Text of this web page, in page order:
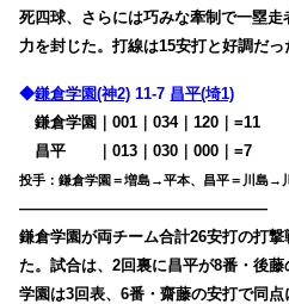
死四球、さらには巧みな牽制で一塁
力を封じた。打線は15安打と好調だっ
◆鎌倉学園(神2) 11-7 昌平(埼1)
鎌倉学園｜001｜034｜120｜=11
昌平
｜013｜030｜000｜=7
投手：鎌倉学園＝増島→平本、昌平＝川島→
————————————————
鎌倉学園が両チーム合計26安打の打
た。試合は、2回裏に昌平が8番・後
学園は3回表、6番・齋藤の安打で同